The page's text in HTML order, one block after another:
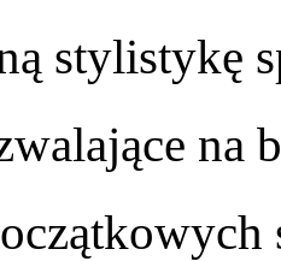
stylistykę